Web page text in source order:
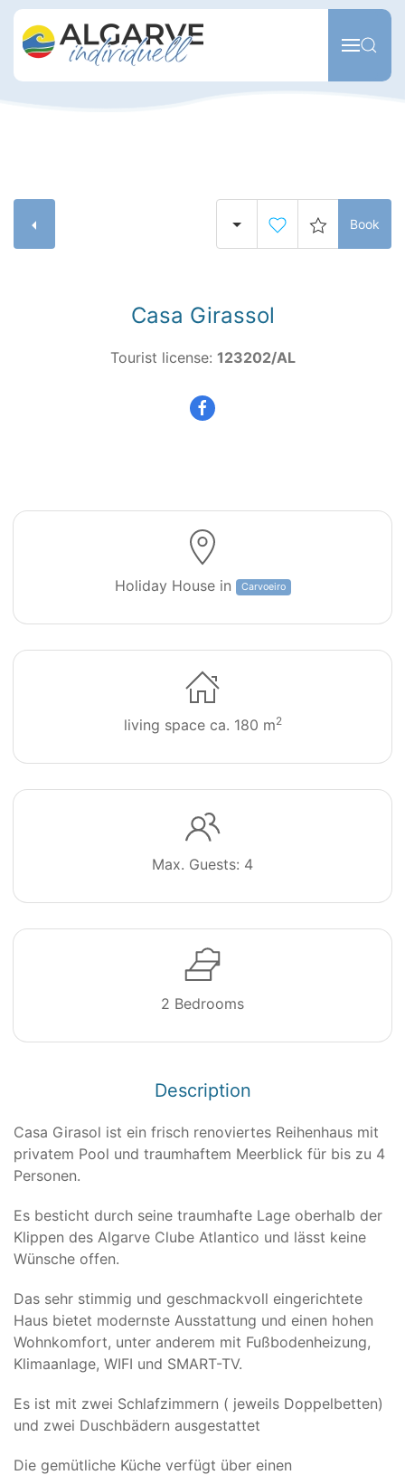
Skip to main content
Book
Casa Girassol
Tourist license: 123202/AL
Holiday House in Carvoeiro
living space ca. 180 m2
Max. Guests: 4
2 Bedrooms
Description
Casa Girasol ist ein frisch renoviertes Reihenhaus mit
privatem Pool und traumhaftem Meerblick für bis zu 4
Personen.
Es besticht durch seine traumhafte Lage oberhalb der
Klippen des Algarve Clube Atlantico und lässt keine
Wünsche offen.
Das sehr stimmig und geschmackvoll eingerichtete
Haus bietet modernste Ausstattung und einen hohen
Wohnkomfort, unter anderem mit Fußbodenheizung,
Klimaanlage, WIFI und SMART-TV.
Es ist mit zwei Schlafzimmern ( jeweils Doppelbetten)
und zwei Duschbädern ausgestattet
Die gemütliche Küche verfügt über einen